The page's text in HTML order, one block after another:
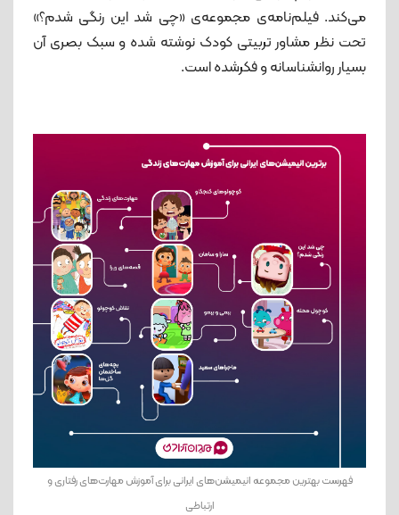
می‌کند. فیلم‌نامه‌ی‌ مجموعه‌ی «چی شد این رنگی شدم؟»
تحت نظر مشاور تربیتی کودک نوشته شده و سبک بصری آن
بسیار روانشناسانه و فکرشده است.
فهرست بهترین مجموعه انیمیشن‌های ایرانی برای آموزش مهارت‌های رفتاری و
ارتباطی